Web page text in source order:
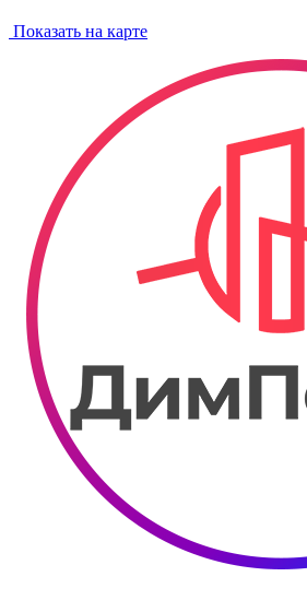
Показать на карте